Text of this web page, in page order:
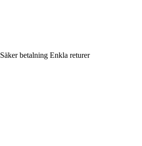
Säker betalning Enkla returer